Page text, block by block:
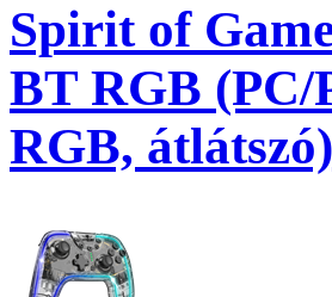
Spirit of
BT RGB (PC/
RGB, átlátszó)